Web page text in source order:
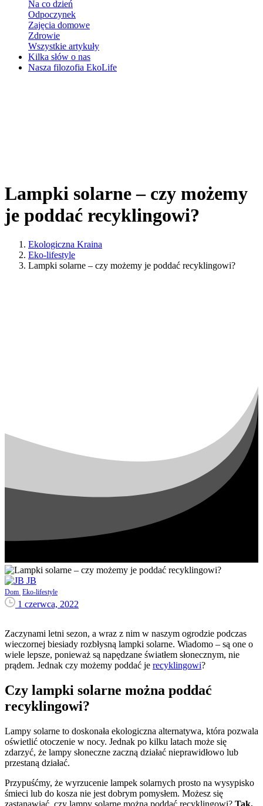
Na co dzień
Odpoczynek
Zajęcia domowe
Zdrowie
Wszystkie artykuły
Kilka słów o nas
Nasza filozofia EkoLife
Lampki solarne – czy możemy
je poddać recyklingowi?
Ekologiczna Kraina
Eko-lifestyle
Lampki solarne – czy możemy je poddać recyklingowi?
JB
Dom Eko-lifestyle
1 czerwca, 2022
Zaczynami letni sezon, a wraz z nim w naszym ogrodzie podczas
wieczornej biesiady rozbłysną lampki solarne. Wiadomo – są one o
wiele lepsze, ponieważ są napędzane światłem słonecznym, nie
prądem. Jednak czy możemy poddać je recyklingowi?
Czy lampki solarne można poddać
recyklingowi?
Lampy solarne to doskonała ekologiczna alternatywa, która pozwala
oświetlić otoczenie w nocy. Jednak po kilku latach może się
zdarzyć, że lampy słoneczne zaczną działać nieprawidłowo lub
przestaną działać.
Przypuśćmy, że wyrzucenie lampek solarnych prosto na wysypisko
śmieci lub do kosza nie jest dobrym pomysłem. Możesz się
zastanawiać, czy lampy solarne można poddać recyklingowi? Tak,